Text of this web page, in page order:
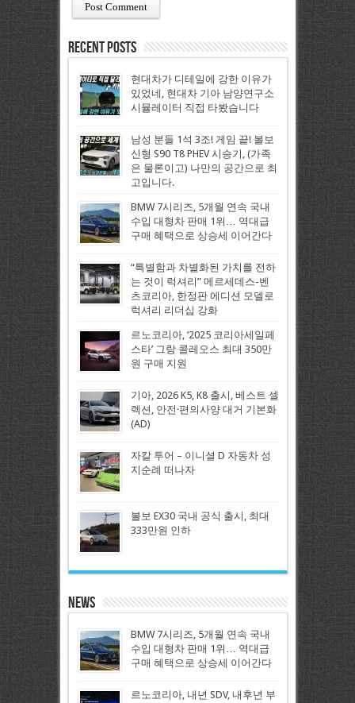
Recent Posts
현대차가 디테일에 강한 이유가
있었네, 현대차 기아 남양연구소
시뮬레이터 직접 타봤습니다
남성 분들 1석 3조! 게임 끝! 볼보
신형 S90 T8 PHEV 시승기, (가족
은 물론이고) 나만의 공간으로 최
고입니다.
BMW 7시리즈, 5개월 연속 국내
수입 대형차 판매 1위… 역대급
구매 혜택으로 상승세 이어간다
“특별함과 차별화된 가치를 전하
는 것이 럭셔리” 메르세데스-벤
츠코리아, 한정판 에디션 모델로
럭셔리 리더십 강화
르노코리아, ‘2025 코리아세일페
스타’ 그랑 콜레오스 최대 350만
원 구매 지원
기아, 2026 K5, K8 출시, 베스트 셀
렉션, 안전·편의사양 대거 기본화
(AD)
자칼 투어 – 이니셜 D 자동차 성
지순례 떠나자
볼보 EX30 국내 공식 출시, 최대
333만원 인하
News
BMW 7시리즈, 5개월 연속 국내
수입 대형차 판매 1위… 역대급
구매 혜택으로 상승세 이어간다
르노코리아, 내년 SDV, 내후년 부